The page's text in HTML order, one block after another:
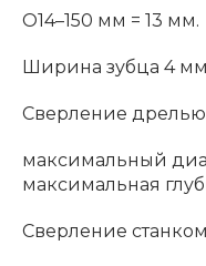
O14–150 мм = 13 мм.
Ширина зубца 4
Сверление
максимальный
максимальная
Сверление